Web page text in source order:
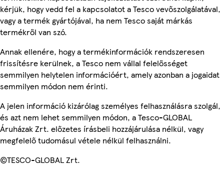
kérjük, hogy vedd fel a kapcsolatot a Tesco vevőszolgálatával,
vagy a termék gyártójával, ha nem Tesco saját márkás
termékről van szó.
Annak ellenére, hogy a termékinformációk rendszeresen
frissítésre kerülnek, a Tesco nem vállal felelősséget
semmilyen helytelen információért, amely azonban a jogaidat
semmilyen módon nem érinti.
A jelen információ kizárólag személyes felhasználásra szolgál,
és azt nem lehet semmilyen módon, a Tesco-GLOBAL
Áruházak Zrt. előzetes írásbeli hozzájárulása nélkül, vagy
megfelelő tudomásul vétele nélkül felhasználni.
©TESCO-GLOBAL Zrt.